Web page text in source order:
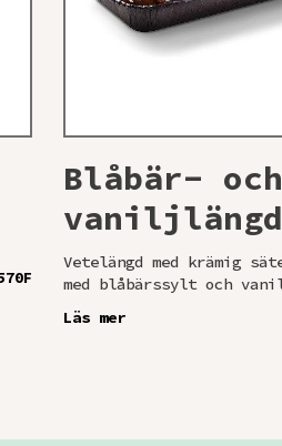
Blåbär- och
vaniljlängd
Vetelängd med krämig
med blåbärssylt och
Läs mer